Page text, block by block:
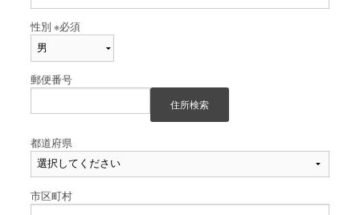
性別※必須
郵便番号
住所検索
都道府県
市区町村